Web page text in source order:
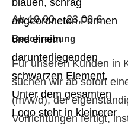
Ab 19,00 – 23,00 €
Beschreibung
Für unseren Kunden in
suchen wir ab sofort
(m/w/d), der
Vorrichtungen fertigt,